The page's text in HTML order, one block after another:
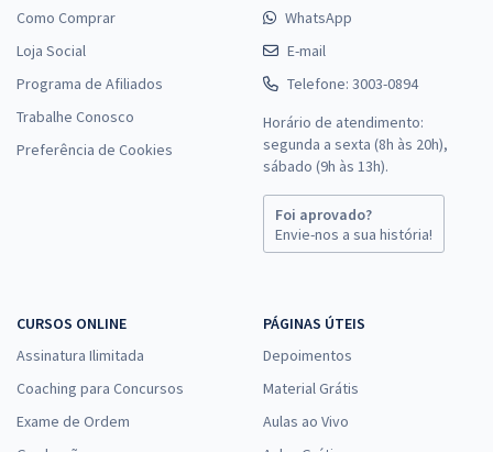
Como Comprar
Loja Social
Programa de Afiliados
Trabalhe Conosco
Preferência de Cookies
WhatsApp
E-mail
Telefone: 3003-0894
Horário de atendimento:
segunda a sexta (8h às 20h),
sábado (9h às 13h).
Foi aprovado?
Envie-nos a sua história!
CURSOS ONLINE
Assinatura Ilimitada
Coaching para Concursos
Exame de Ordem
PÁGINAS ÚTEIS
Depoimentos
Material Grátis
Aulas ao Vivo